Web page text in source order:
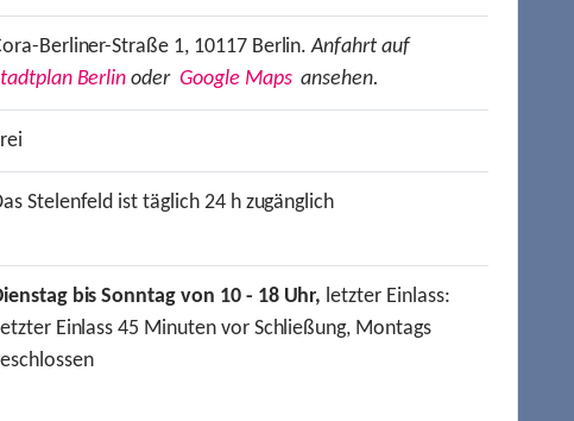
Berliner-Straße 1, 10117 Berlin.Anfahrt auf
Berlin oder Google Mapsansehen.
Stelenfeld ist täglich 24 h zugänglich
bis Sonntag von 10 - 18 Uhr, letzter Einlass:
Einlass 45 Minuten vor Schließung, Montags